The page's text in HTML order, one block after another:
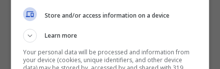
Che tipo di meditazione fa per
voi?
Latipologia di meditazioneche scegliete
Store and/or access information on a device
Learn more
Your personal data will be processed and information from
your device (cookies, unique identifiers, and other device